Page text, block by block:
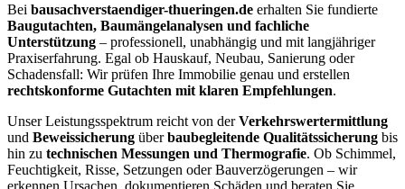
Bei bausachverstaendiger-thueringen.de erhalten Sie fundierte
Baugutachten, Baumängelanalysen und fachliche
Unterstützung – professionell, unabhängig und mit langjähriger
Praxiserfahrung. Egal ob Hauskauf, Neubau, Sanierung oder
Schadensfall: Wir prüfen Ihre Immobilie genau und erstellen
rechtskonforme Gutachten mit klaren Empfehlungen.
Unser Leistungsspektrum reicht von derVerkehrswertermittlung
und Beweissicherung überbaubegleitende Qualitätssicherung bis
hin zu technischen Messungen und Thermografie. Ob Schimmel,
Feuchtigkeit, Risse, Setzungen oder Bauverzögerungen – wir
erkennen Ursachen, dokumentieren Schäden und beraten Sie